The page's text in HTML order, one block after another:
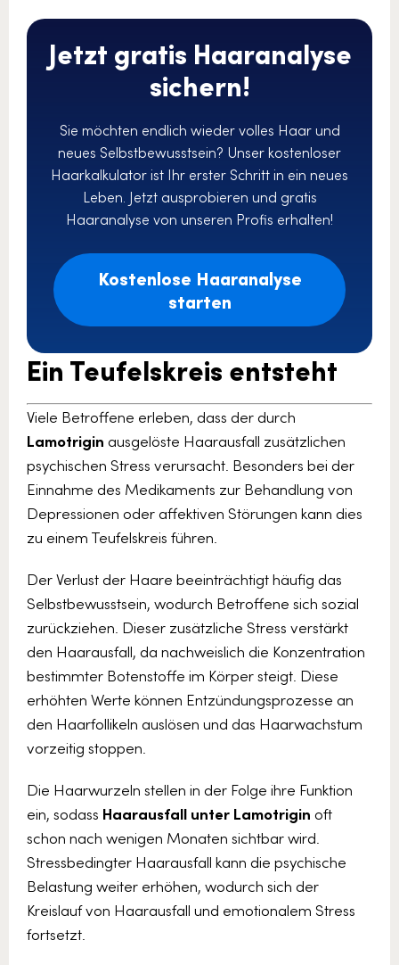
Jetzt gratis Haaranalyse
sichern!
Sie möchten endlich wieder volles Haar und
neues Selbstbewusstsein? Unser kostenloser
Haarkalkulator ist Ihr erster Schritt in ein neues
Leben. Jetzt ausprobieren und gratis
Haaranalyse von unseren Profis erhalten!
Kostenlose Haaranalyse
starten
Ein Teufelskreis entsteht
Viele Betroffene erleben, dass der durch
Lamotrigin ausgelöste Haarausfall zusätzlichen
psychischen Stress verursacht. Besonders bei der
Einnahme des Medikaments zur Behandlung von
Depressionen oder affektiven Störungen kann dies
zu einem Teufelskreis führen.
Der Verlust der Haare beeinträchtigt häufig das
Selbstbewusstsein, wodurch Betroffene sich sozial
zurückziehen. Dieser zusätzliche Stress verstärkt
den Haarausfall, da nachweislich die Konzentration
bestimmter Botenstoffe im Körper steigt. Diese
erhöhten Werte können Entzündungsprozesse an
den Haarfollikeln auslösen und das Haarwachstum
vorzeitig stoppen.
Die Haarwurzeln stellen in der Folge ihre Funktion
ein, sodass Haarausfall unter Lamotrigin oft
schon nach wenigen Monaten sichtbar wird.
Stressbedingter Haarausfall kann die psychische
Belastung weiter erhöhen, wodurch sich der
Kreislauf von Haarausfall und emotionalem Stress
fortsetzt.